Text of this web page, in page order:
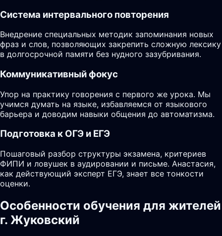
Система интервального повторения
Внедрение специальных методик запоминания новых
фраз и слов, позволяющих закрепить сложную лексику
в долгосрочной памяти без нудного зазубривания.
Коммуникативный фокус
Упор на практику говорения с первого же урока. Мы
учимся думать на языке, избавляемся от языкового
барьера и доводим навыки общения до автоматизма.
Подготовка к ОГЭ и ЕГЭ
Пошаговый разбор структуры экзамена, критериев
ФИПИ и ловушек в аудировании и письме. Анастасия,
как действующий эксперт ЕГЭ, знает все тонкости
оценки.
Особенности обучения для жителей
г. Жуковский